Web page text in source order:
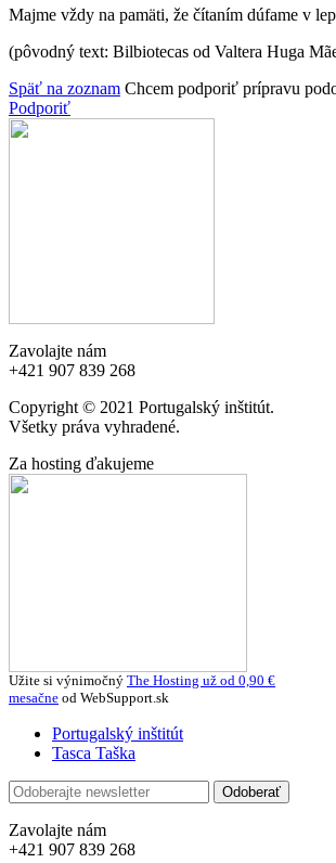
Majme vždy na pamäti, že čítaním dúfame v
(pôvodný text: Bilbiotecas od Valtera Huga
Späť na zoznam Chcem podporiť prípravu
Podporiť
Zavolajte nám
+421 907 839 268
Copyright © 2021 Portugalský inštitút.
Všetky práva vyhradené.
Za hosting ďakujeme
Užite si výnimočný The Hosting už od 0,90 ‎€
mesačne od WebSupport.sk
Portugalský inštitút
Tasca Taška
Odoberať
Zavolajte nám
+421 907 839 268